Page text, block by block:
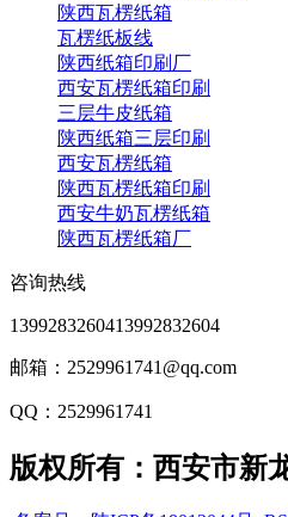
陕西瓦楞纸箱
瓦楞纸板线
陕西纸箱印刷厂
西安瓦楞纸箱印刷
三层牛皮纸箱
陕西纸箱三层印刷
西安瓦楞纸箱
陕西瓦楞纸箱印刷
西安牛奶瓦楞纸箱
陕西瓦楞纸箱厂
咨询热线
1399283260413992832604
邮箱：2529961741@qq.com
QQ：2529961741
版权所有：西安市新